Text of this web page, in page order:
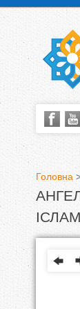
В
и
Головна